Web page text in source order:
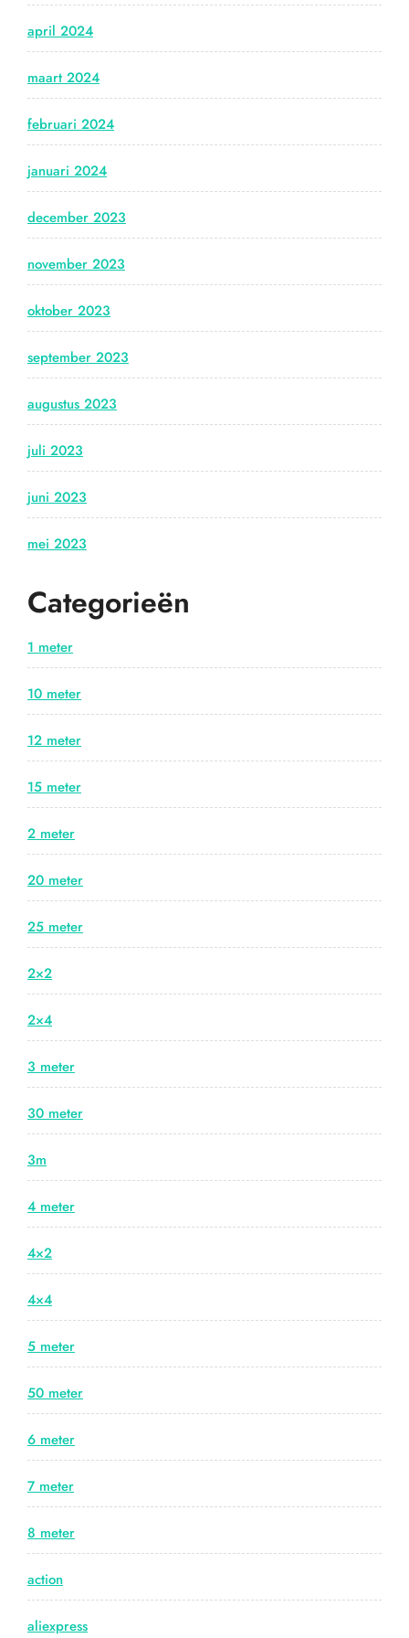
april 2024
maart 2024
februari 2024
januari 2024
december 2023
november 2023
oktober 2023
september 2023
augustus 2023
juli 2023
juni 2023
mei 2023
Categorieën
1 meter
10 meter
12 meter
15 meter
2 meter
20 meter
25 meter
2×2
2×4
3 meter
30 meter
3m
4 meter
4×2
4×4
5 meter
50 meter
6 meter
7 meter
8 meter
action
aliexpress